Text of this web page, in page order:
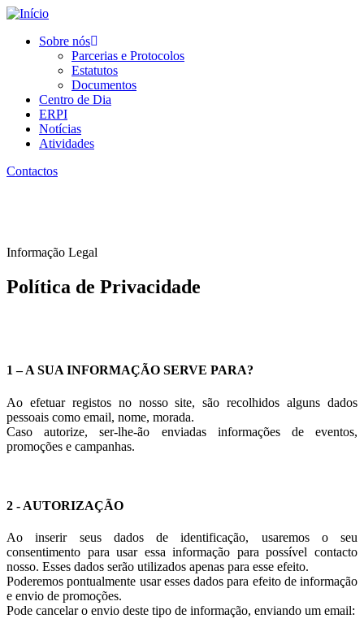
Passar
navigation
Sobre nós
Parcerias e Protocolos
Estatutos
Documentos
Centro de Dia
ERPI
Notícias
Atividades
Contactos
Informação Legal
Política de Privacidade
1 – A SUA INFORMAÇÃO SERVE PARA?
Ao efetuar registos no nosso site, são recolhidos alguns dados
pessoais como email, nome, morada.
Caso autorize, ser-lhe-ão enviadas informações de eventos,
promoções e campanhas.
2 - AUTORIZAÇÃO
Ao inserir seus dados de identificação, usaremos o seu
consentimento para usar essa informação para possível contacto
nosso. Esses dados serão utilizados apenas para esse efeito.
Poderemos pontualmente usar esses dados para efeito de informação
e envio de promoções.
Pode cancelar o envio deste tipo de informação, enviando um email: